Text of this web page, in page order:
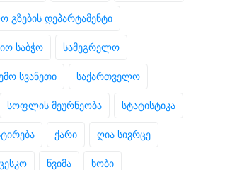
გზების დეპარტამენტი
საბჭო სამეგრელო
სვანეთი საქართველო
სოფლის მეურნეობა სტატისტიკა
ქარი ღია სივრცე
წვიმა ხობი